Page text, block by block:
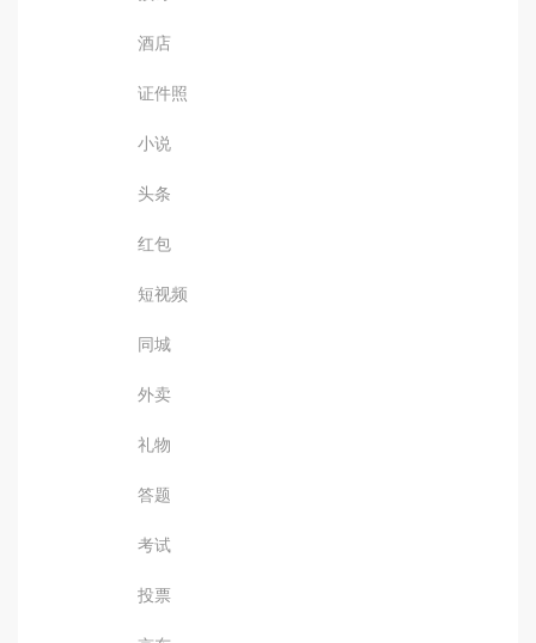
酒店
证件照
小说
头条
红包
短视频
同城
外卖
礼物
答题
考试
投票